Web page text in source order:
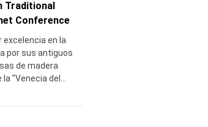
Traditional
Conference
excelencia en la
por sus antiguos
de madera
"Venecia del
preservado, y